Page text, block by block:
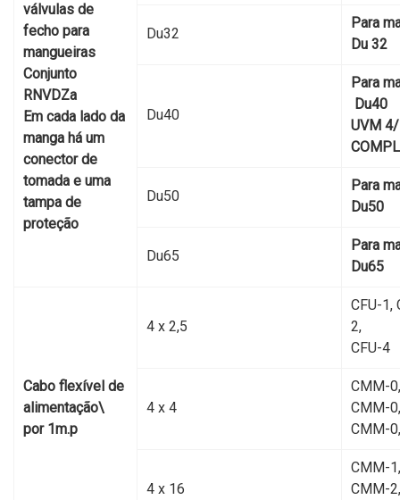
válvulas de
fecho para
mangueiras
Conjunto
RNVDZa
Em cada lado da
manga há um
conector de
tomada e uma
tampa de
proteção
Du32
Para
Du 32
Du40
Para
Du40
UVМ
Du50
Para
Du50
Du65
Para
Du65
Cabo flexível de
alimentação\
por 1m.p
4 х 2,5
CFU-1,
2,
CFU-4
4 х 4
CMM-
CMM-
CMM-
4 х 16
CMM-1,
CMM-